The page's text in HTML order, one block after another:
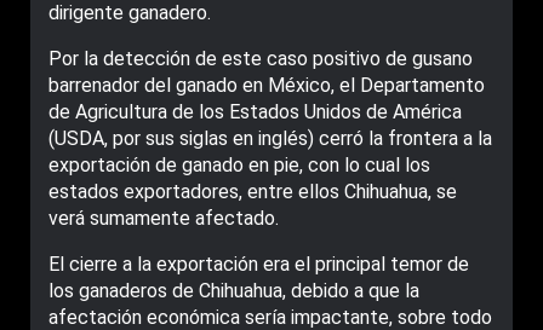
dirigente ganadero.
Por la detección de este caso positivo de gusano
barrenador del ganado en México, el Departamento
de Agricultura de los Estados Unidos de América
(USDA, por sus siglas en inglés) cerró la frontera a la
exportación de ganado en pie, con lo cual los
estados exportadores, entre ellos Chihuahua, se
verá sumamente afectado.
El cierre a la exportación era el principal temor de
los ganaderos de Chihuahua, debido a que la
afectación económica sería impactante, sobre todo